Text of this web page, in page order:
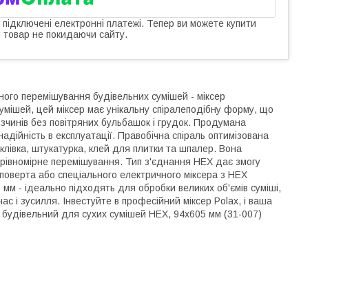
підключені електронні платежі. Тепер ви можете купити
товар не покидаючи сайту.
перемішування будівельних сумішей - міксер
цей міксер має унікальну спіралеподібну форму, що
без повітряних бульбашок і грудок. Продумана
в експлуатації. Правобічна спіраль оптимізована
штукатурка, клей для плитки та шпалер. Вона
перемішування. Тип з'єднання HEX дає змогу
або спеціального електричного міксера з HEX
- ідеально підходять для обробки великих об'ємів суміші,
і зусилля. Інвестуйте в професійний міксер Polax, і ваша
для сухих сумішей HEX, 94х605 мм (31-007)